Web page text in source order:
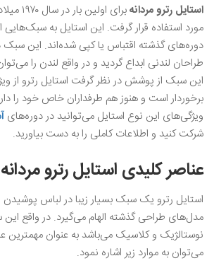
استایل رترو مردانه
برای
مورد استفاده قرار گرفت. این استایل به سبک‌هایی
دوره‌های گذشته اقتباس یا کپی شده‌اند. این سبک
طراحان لندنی ابداع گردید و در واقع لندن را
این سبک از پوشش در نظر گرفت‌ استایل رترو از
برخوردار است و هنوز هم طرفداران خاص خود را
ویژگی‌های این نوع استایل می‌توانید در دوره‌های
شرکت کنید و اطلاعات کاملی را به دست بیاورید.
عناصر ‌کلیدی استایل رترو مردانه
استایل رترو یک سبک بسیار زیبا در لباس پوشیدن
مدل‌های طراحی گذشته الهام می‌گیرد. در واقع این
نوستالژیک و کلاسیک می‌باشد به عنوان مهمترین
می‌توان به موارد زیر اشاره نمود.